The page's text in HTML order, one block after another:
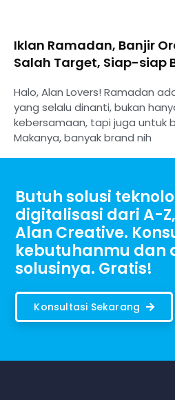
Iklan Ramadan, Banjir
Salah Target, Siap-siap
Halo, Alan Lovers! Ramadan
yang selalu dinanti, bukan
kebersamaan, tapi juga untuk
Makanya, banyak brand nih
Butuh solusi
digitalisasi dari A-
Alan Creative.
kebutuhanmu dan
solusinya. Gratis!
Konsultasi Sekarang